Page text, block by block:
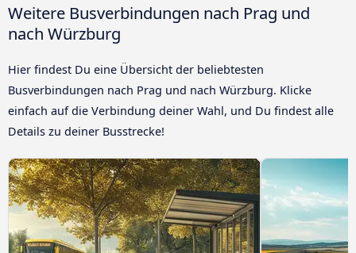
Weitere Busverbindungen nach Prag und
nach Würzburg
Hier findest Du eine Übersicht der beliebtesten
Busverbindungen nach Prag und nach Würzburg. Klicke
einfach auf die Verbindung deiner Wahl, und Du findest alle
Details zu deiner Busstrecke!